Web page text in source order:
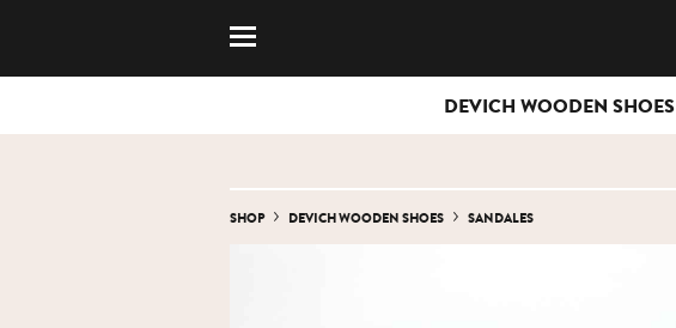
DEVICH WOODEN SHOES
SHOP DEVICH WOODEN SHOES SANDALES